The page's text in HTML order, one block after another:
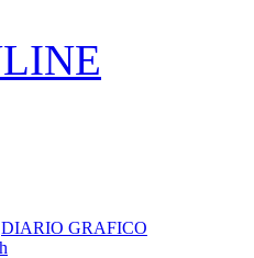
DIARIO GRAFICO